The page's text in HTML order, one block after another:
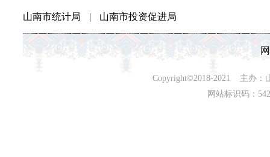
山南市统计局 | 山南市投资促进局
Copyright©2018-2021 主办：
网站标识码：